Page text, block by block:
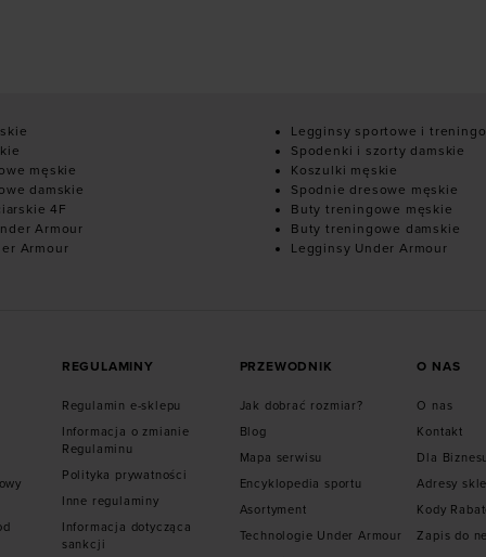
męskie
damskie
4F
Armour
Armour
Legginsy sportowe i
Spodenki i szorty damskie
Koszulki męskie
Spodnie dresowe męskie
Buty treningowe męskie
Buty treningowe damskie
Legginsy Under Armour
REGULAMINY
Regulamin e-sklepu
Informacja o zmianie
Regulaminu
Polityka prywatności
Inne regulaminy
Informacja dotycząca
sankcji
PRZEWODNIK
Jak dobrać rozmiar?
Blog
Mapa serwisu
Encyklopedia sportu
Asortyment
Technologie Under Armour
O NAS
O nas
Kontakt
Dla
Adresy
Kody
Zapis do